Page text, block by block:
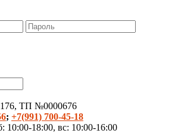
ТП №0000676
; +7(991) 700-45-18
10:00-18:00, вс: 10:00-16:00